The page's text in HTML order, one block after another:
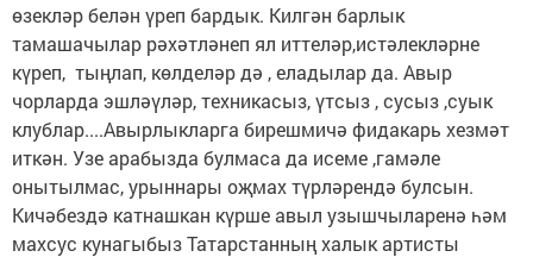
өзекләр белән үреп бардык. Килгән барлык
тамашачылар рәхәтләнеп ял иттеләр,истәлекләрне
күреп, тыңлап, көлделәр дә , еладылар да. Авыр
чорларда эшләүләр, техникасыз, үтсыз , сусыз ,суык
клублар....Авырлыкларга бирешмичә фидакарь хезмәт
иткән. Узе арабызда булмаса да исеме ,гамәле
онытылмас, урыннары оҗмах түрләрендә булсын.
Кичәбездә катнашкан күрше авыл узышчыларенә һәм
махсус кунагыбыз Татарстанның халык артисты